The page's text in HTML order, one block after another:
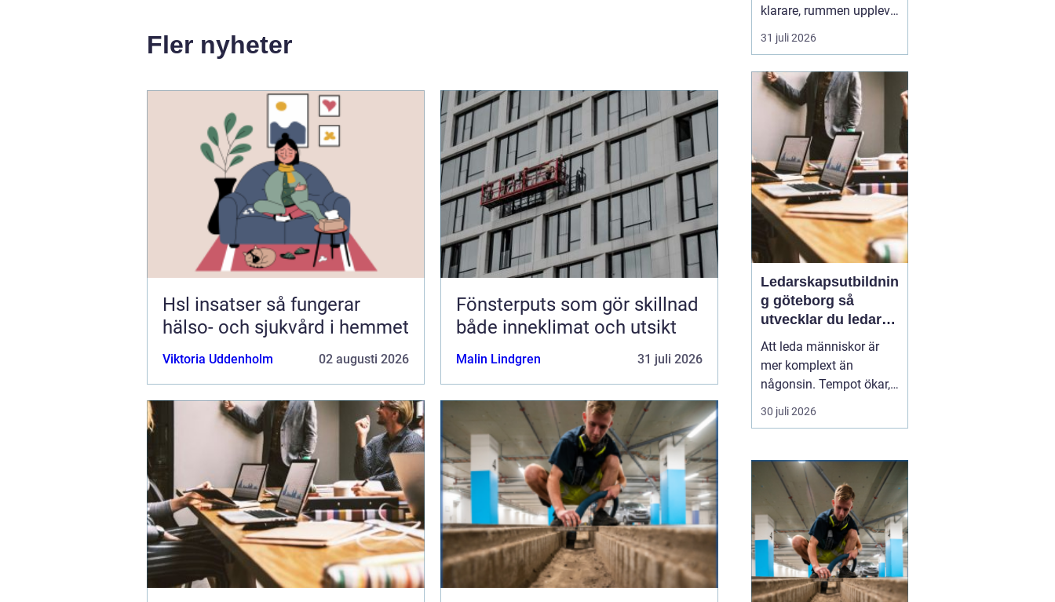
Fler nyheter
Hsl insatser så fungerar
hälso- och sjukvård i hemmet
Viktoria Uddenholm 02 augusti 2026
Fönsterputs som gör skillnad
både inneklimat och utsikt
Malin Lindgren 31 juli 2026
klarare, rummen upplevs
större och hela hemmet
eller kontoret ser mer
fönsterputs något
många drar sig för. Det
31 juli 2026
Ledarskapsutbildnin
g göteborg så
utvecklar du ledare
som håller i längden
Att leda människor är
mer komplext än
någonsin. Tempot ökar,
omvärlden förändras
snabbt och medarbetare
tydlighet och omtanke.
Många organisationer
upptäcker därför samma
sak: engen...
30 juli 2026